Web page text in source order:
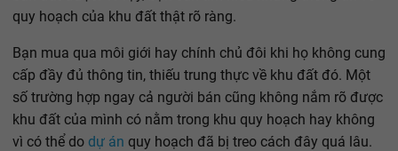
quy hoạch của khu đất thật rõ ràng.
Bạn mua qua môi giới hay chính chủ đôi khi họ không cung
cấp đầy đủ thông tin, thiếu trung thực về khu đất đó. Một
số trường hợp ngay cả người bán cũng không nắm rõ được
khu đất của mình có nằm trong khu quy hoạch hay không
vì có thể do dự án quy hoạch đã bị treo cách đây quá lâu.